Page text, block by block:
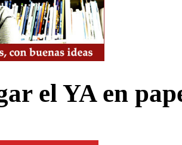
el YA en